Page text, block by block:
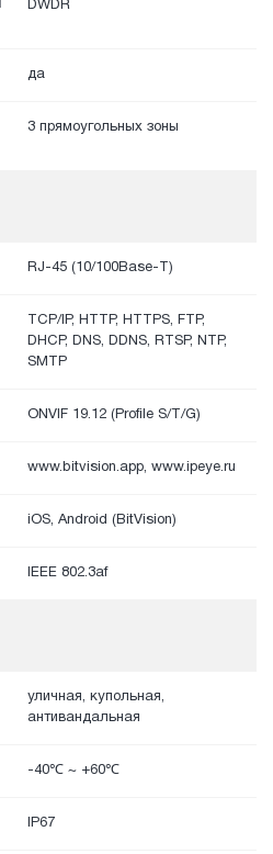
DWDR
да
3 прямоугольных зоны
RJ-45 (10/100Base-T)
TCP/IP, HTTP, HTTPS, FTP,
DHCP, DNS, DDNS, RTSP, NTP,
SMTP
ONVIF 19.12 (Profile S/T/G)
www.bitvision.app, www.ipeye.ru
iOS, Android (BitVision)
IEEE 802.3af
уличная, купольная,
антивандальная
-40℃ ~ +60℃
IP67